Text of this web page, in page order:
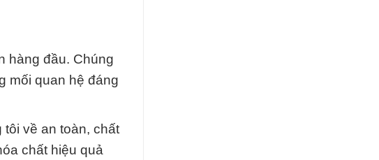
hàng đầu. Chúng
mối quan hệ đáng
về an toàn, chất
chất hiệu quả